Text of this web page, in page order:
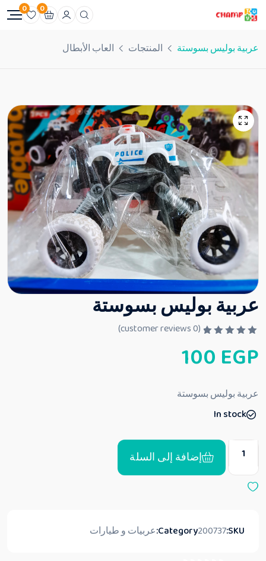
0
0
عربية بوليس بسوستة المنتجات العاب الأبطال
عربية بوليس بسوستة
م
ا
ي
م
ن
(
0
100 EGP
عربية بوليس بسوستة
In stock
إضافة إلى السلة
SKU:
200737
Category: عربيات و طيارات